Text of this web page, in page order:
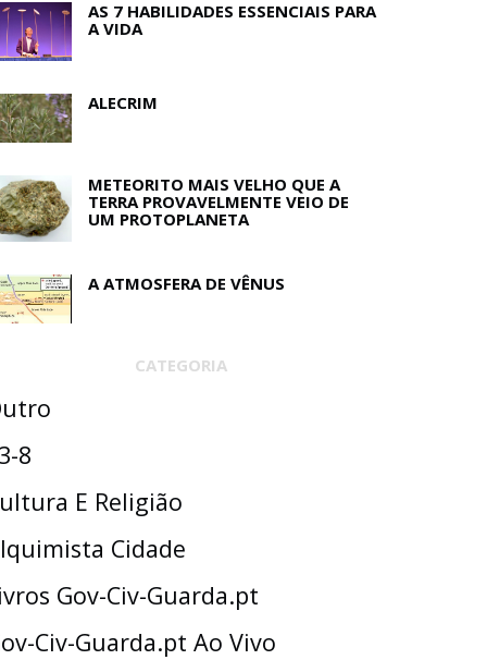
AS 7 HABILIDADES ESSENCIAIS PARA
A VIDA
ALECRIM
METEORITO MAIS VELHO QUE A
TERRA PROVAVELMENTE VEIO DE
UM PROTOPLANETA
A ATMOSFERA DE VÊNUS
CATEGORIA
8
E Religião
Cidade
Gov-Civ-Guarda.pt
Civ-Guarda.pt Ao Vivo